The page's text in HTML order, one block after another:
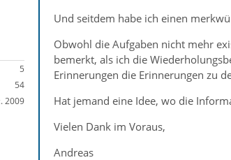
5
54
2009
Und seitdem habe ich einen
Obwohl die Aufgaben nicht mehr
bemerkt, als ich die
Erinnerungen die Erinnerungen zu
Hat jemand eine Idee, wo die
Vielen Dank im Voraus,
Andreas